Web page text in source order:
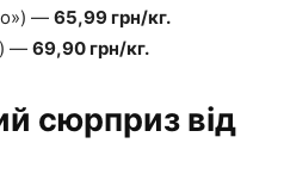
— 65,99 грн/кг.
— 69,90 грн/кг.
сюрприз від